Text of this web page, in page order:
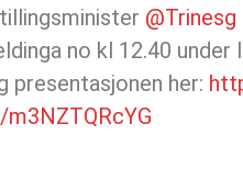
@Trinesg
no kl 12.40
presentasjonen her: